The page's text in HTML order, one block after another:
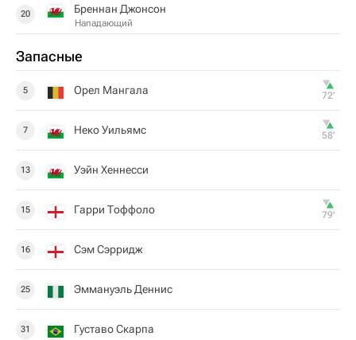
20 Бреннан Джонсон
Нападающий
Запасные
5 Орел Мангала 72‎’‎
7 Неко Уильямс 58‎’‎
13 Уэйн Хеннесси
15 Гарри Тоффоло 79‎’‎
16 Сэм Сэрридж
25 Эммануэль Деннис
31 Густаво Скарпа